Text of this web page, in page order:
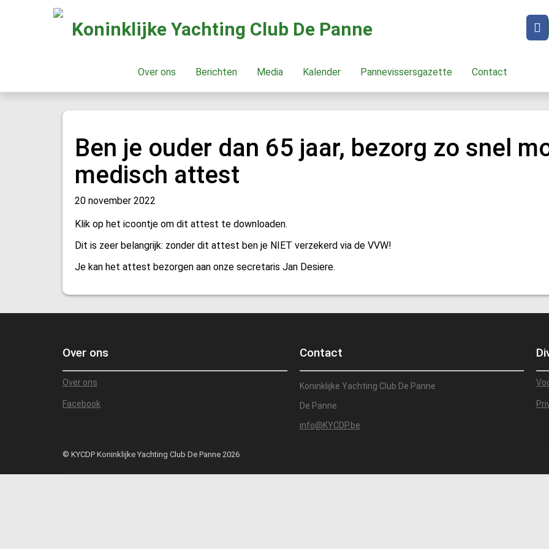
Koninklijke Yachting Club De Panne
Over ons Berichten Media Kalender Pannevissersgazette Contact
Ben je ouder dan 65 jaar, bezorg zo snel
medisch attest
20 november 2022
Klik op het icoontje om dit attest te downloaden.
Dit is zeer belangrijk: zonder dit attest ben je NIET verzekerd via de VVW!
Je kan het attest bezorgen aan onze secretaris Jan Desiere.
Over ons
Over ons
Facebook
Contact
Koninklijke Yachting Club De Panne
De Panne
info@KYCDP.be
© KYCDP Koninklijke Yachting Club De Panne 2026